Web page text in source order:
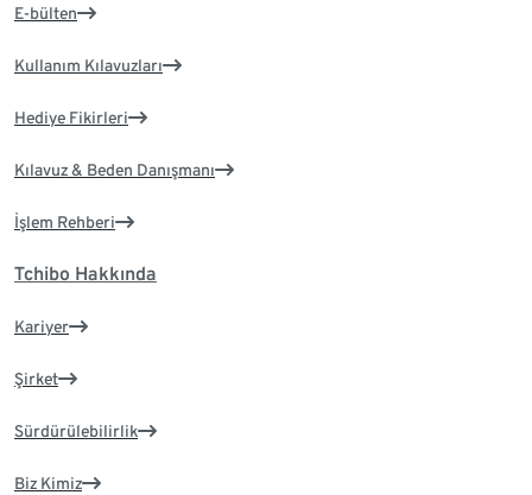
E-bülten
Kullanım Kılavuzları
Hediye Fikirleri
Kılavuz & Beden Danışmanı
İşlem Rehberi
Tchibo Hakkında
Kariyer
Şirket
Sürdürülebilirlik
Biz Kimiz